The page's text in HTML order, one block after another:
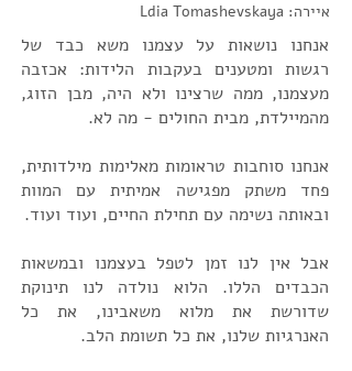
Ldia Tomashevskaya :איירה
אנחנו נושאות על עצמנו משא כבד של
רגשות ומטענים בעקבות הלידות: אכזבה
מעצמנו, ממה שרצינו ולא היה, מבן הזוג,
מהמיילדת, מבית החולים - מה לא.
אנחנו סוחבות טראומות מאלימות מילדותית,
פחד משתק מפגישה אמיתית עם המוות
ובאותה נשימה עם תחילת החיים, ועוד ועוד.
אבל אין לנו זמן לטפל בעצמנו ובמשאות
הכבדים הללו. הלוא נולדה לנו תינוקת
שדורשת את מלוא משאבינו, את כל
האנרגיות שלנו, את כל תשומת הלב.